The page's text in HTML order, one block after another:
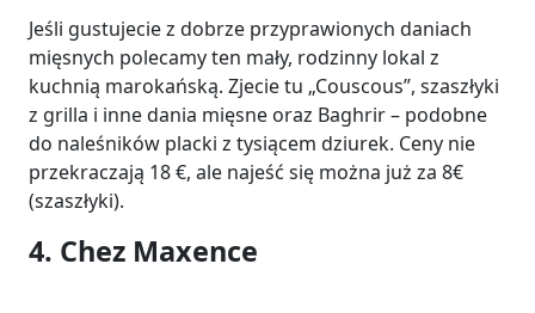
Jeśli gustujecie z dobrze przyprawionych daniach
mięsnych polecamy ten mały, rodzinny lokal z
kuchnią marokańską. Zjecie tu „Couscous”, szaszłyki
z grilla i inne dania mięsne oraz Baghrir – podobne
do naleśników placki z tysiącem dziurek. Ceny nie
przekraczają 18 €, ale najeść się można już za 8€
(szaszłyki).
4. Chez Maxence